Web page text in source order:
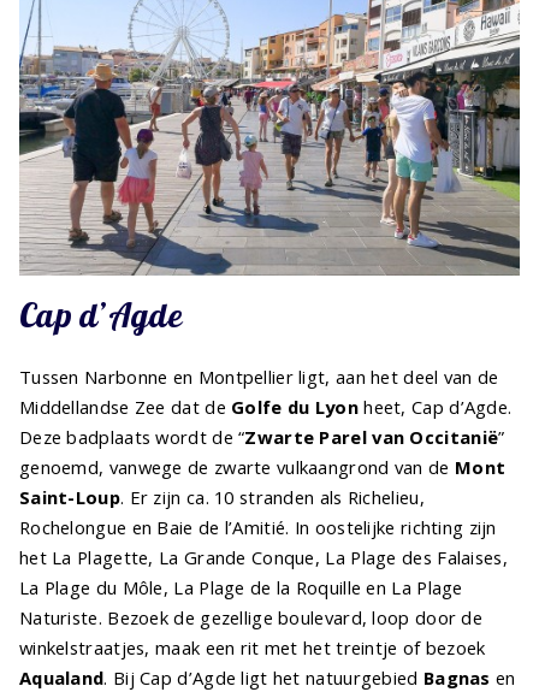
Cap d’Agde
Tussen Narbonne en Montpellier ligt, aan het deel van de
Middellandse Zee dat de Golfe du Lyonheet, Cap d’Agde.
Deze badplaats wordt de “Zwarte Parel van Occitanië”
genoemd, vanwege de zwarte vulkaangrond van de Mont
Saint-Loup. Er zijn ca. 10 stranden als Richelieu,
Rochelongue en Baie de l’Amitié. In oostelijke richting zijn
het La Plagette, La Grande Conque, La Plage des Falaises,
La Plage du Môle, La Plage de la Roquille en La Plage
Naturiste. Bezoek de gezellige boulevard, loop door de
winkelstraatjes, maak een rit met het treintje of bezoek
Aqualand. Bij Cap d’Agde ligt het natuurgebied Bagnas en